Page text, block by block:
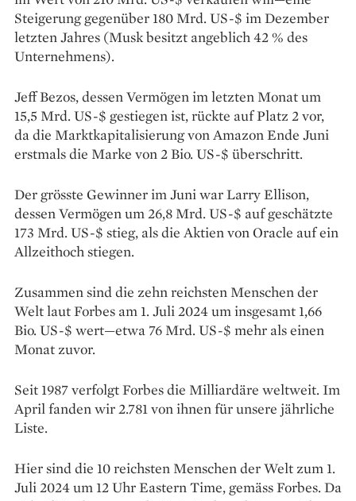
Steigerung gegenüber 180 Mrd. US-$ im Dezember
letzten Jahres (Musk besitzt angeblich 42 % des
Unternehmens).
Jeff Bezos, dessen Vermögen im letzten Monat um
15,5 Mrd. US-$ gestiegen ist, rückte auf Platz 2 vor,
da die Marktkapitalisierung von Amazon Ende Juni
erstmals die Marke von 2 Bio. US-$ überschritt.
Der grösste Gewinner im Juni war Larry Ellison,
dessen Vermögen um 26,8 Mrd. US-$ auf geschätzte
173 Mrd. US-$ stieg, als die Aktien von Oracle auf ein
Allzeithoch stiegen.
Zusammen sind die zehn reichsten Menschen der
Welt laut Forbes am 1. Juli 2024 um insgesamt 1,66
Bio. US-$ wert—etwa 76 Mrd. US-$ mehr als einen
Monat zuvor.
Seit 1987 verfolgt Forbes die Milliardäre weltweit. Im
April fanden wir 2.781 von ihnen für unsere jährliche
Liste.
Hier sind die 10 reichsten Menschen der Welt zum 1.
Juli 2024 um 12 Uhr Eastern Time, gemäss Forbes. Da